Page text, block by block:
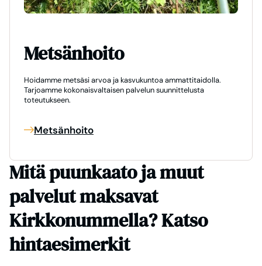
Metsänhoito
Hoidamme metsäsi arvoa ja kasvukuntoa ammattitaidolla.
Tarjoamme kokonaisvaltaisen palvelun suunnittelusta
toteutukseen.
Metsänhoito
Mitä puunkaato ja muut
palvelut maksavat
Kirkkonummella? Katso
hintaesimerkit